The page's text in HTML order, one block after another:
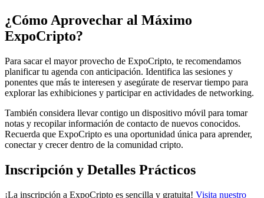
¿Cómo Aprovechar al Máximo
ExpoCripto?
Para sacar el mayor provecho de ExpoCripto, te recomendamos
planificar tu agenda con anticipación. Identifica las sesiones y
ponentes que más te interesen y asegúrate de reservar tiempo para
explorar las exhibiciones y participar en actividades de networking.
También considera llevar contigo un dispositivo móvil para tomar
notas y recopilar información de contacto de nuevos conocidos.
Recuerda que ExpoCripto es una oportunidad única para aprender,
conectar y crecer dentro de la comunidad cripto.
Inscripción y Detalles Prácticos
¡La inscripción a ExpoCripto es sencilla y gratuita! Visita nuestro